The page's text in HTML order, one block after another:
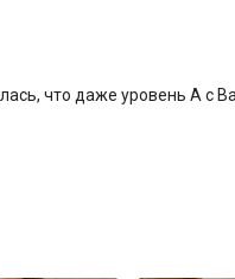
что даже уровень А с